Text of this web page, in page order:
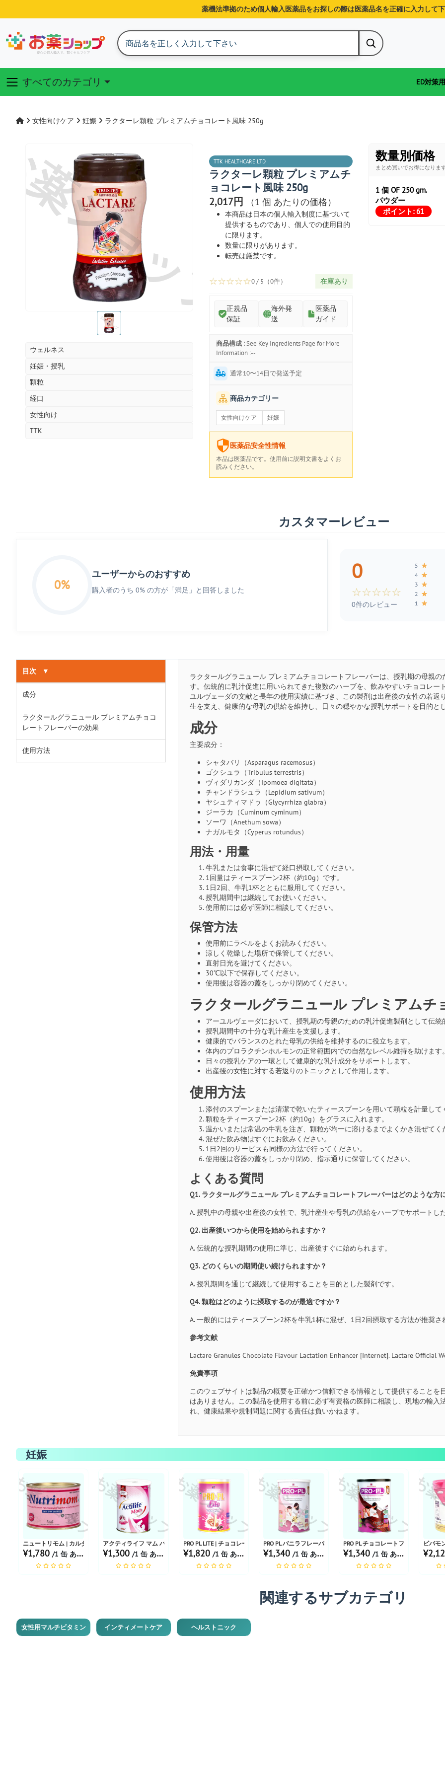
薬機法準拠のため個人輸入医薬品をお探しの際は医薬品名を正確に入力して下
すべてのカテゴリ ED対策
女性向けケア 妊娠 ラクターレ顆粒 プレミアムチョコレート風味 250g
ショップ
お薬ショップ
ウェルネス
妊娠・授乳
顆粒
経口
女性向け
TTK
TTK HEALTHCARE LTD
ラクターレ顆粒 プレミアムチ
ョコレート風味 250g
2,017円 （1 個 あたりの価格）
本商品は日本の個人輸入制度に基づいて
提供するものであり、個人での使用目的
に限ります。
数量に限りがあります。
転売は厳禁です。
☆☆☆☆☆0 / 5（0件） 在庫あり
正規品
保証
海外発
送
医薬品
ガイド
商品構成 : See Key Ingredients Page for More
Information :--
通常10〜14日で発送予定
商品カテゴリー
女性向けケア 妊娠
医薬品安全性情報
本品は医薬品です。使用前に説明文書をよくお
読みください。
数量別価格
まとめ買いでお得になりま
1 個 OF 250 gm.
パウダー
ポイント: 61
カスタマーレビュー
0%
ユーザーからのおすすめ
購入者のうち 0% の方が「満足」と回答しました
0
☆☆☆☆☆
0件のレビュー
5 ★
4 ★
3 ★
2 ★
1
★
目次 ▼
成分
ラクタールグラニュール プレミアムチョコ
レートフレーバーの効果
使用方法
ラクタールグラニュール プレミアムチョコレートフレーバーは、授乳期の母親
す。伝統的に乳汁促進に用いられてきた複数のハーブを、飲みやすいチョコレ
ユルヴェーダの文献と長年の使用実績に基づき、この製剤は出産後の女性の若
生を支え、健康的な母乳の供給を維持し、日々の穏やかな授乳サポートを目的と
成分
主要成分：
シャタバリ（Asparagus racemosus）
ゴクシュラ（Tribulus terrestris）
ヴィダリカンダ（Ipomoea digitata）
チャンドラシュラ（Lepidium sativum）
ヤシュティマドゥ（Glycyrrhiza glabra）
ジーラカ（Cuminum cyminum）
ソーワ（Anethum sowa）
ナガルモタ（Cyperus rotundus）
用法・用量
牛乳または食事に混ぜて経口摂取してください。
1回量はティースプーン2杯（約10g）です。
1日2回、牛乳1杯とともに服用してください。
授乳期間中は継続してお使いください。
使用前には必ず医師に相談してください。
保管方法
使用前にラベルをよくお読みください。
涼しく乾燥した場所で保管してください。
直射日光を避けてください。
30℃以下で保存してください。
使用後は容器の蓋をしっかり閉めてください。
ラクタールグラニュール プレミアムチ
アーユルヴェーダにおいて、授乳期の母親のための乳汁促進製剤として伝統
授乳期間中の十分な乳汁産生を支援します。
健康的でバランスのとれた母乳の供給を維持するのに役立ちます。
体内のプロラクチンホルモンの正常範囲内での自然なレベル維持を助けます。
日々の授乳ケアの一環として健康的な乳汁成分をサポートします。
出産後の女性に対する若返りのトニックとして作用します。
使用方法
添付のスプーンまたは清潔で乾いたティースプーンを用いて顆粒を計量して
顆粒をティースプーン2杯（約10g）をグラスに入れます。
温かいまたは常温の牛乳を注ぎ、顆粒が均一に溶けるまでよくかき混ぜてく
混ぜた飲み物はすぐにお飲みください。
1日2回のサービスも同様の方法で行ってください。
使用後は容器の蓋をしっかり閉め、指示通りに保管してください。
よくある質問
Q1. ラクタールグラニュール プレミアムチョコレートフレーバーはどのような方
A. 授乳中の母親や出産後の女性で、乳汁産生や母乳の供給をハーブでサポートし
Q2. 出産後いつから使用を始められますか？
A. 伝統的な授乳期間の使用に準じ、出産後すぐに始められます。
Q3. どのくらいの期間使い続けられますか？
A. 授乳期間を通じて継続して使用することを目的とした製剤です。
Q4. 顆粒はどのように摂取するのが最適ですか？
A. 一般的にはティースプーン2杯を牛乳1杯に混ぜ、1日2回摂取する方法が推奨さ
参考文献
Lactare Granules Chocolate Flavour Lactation Enhancer [Internet]. Lactare Official
免責事項
このウェブサイトは製品の概要を正確かつ信頼できる情報として提供すること
はありません。この製品を使用する前に必ず有資格の医師に相談し、現地の輸
れ、健康結果や規制問題に関する責任は負いかねます。
妊娠
お薬ショップ
ニュートリモム | カルダモンフレーバー 200g
¥1,780 /1 缶 あたり
お薬ショップ
アクティライフ マム バニラフレーバーパウダー
¥1,300/1 缶 あたり
お薬ショップ
PRO PL LITE | チョコレート風味 200g
¥1,820 /1 缶 あたり
お薬ショップ
PRO PL バニラフレーバーパウダー
¥1,340 /1 缶 あたり
お薬ショップ
PRO PL チョコレートフレーバーパウ
¥1,340 /1 缶 あたり
お
ビバモ
関連するサブカテゴリ
女性用マルチビタミン インティメートケア ヘルストニック